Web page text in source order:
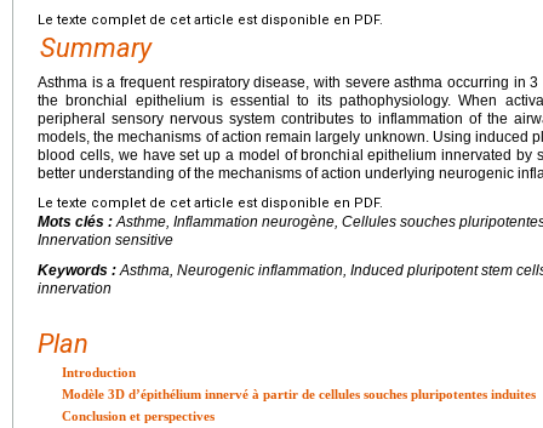
Le texte complet de cet article est disponible en PDF.
Summary
Asthma is a frequent respiratory disease, with severe asthma occurring in
the bronchial epithelium is essential to its pathophysiology. When
peripheral sensory nervous system contributes to inflammation of the
models, the mechanisms of action remain largely unknown. Using induced
blood cells, we have set up a model of bronchial epithelium innervated by
better understanding of the mechanisms of action underlying neurogenic
Le texte complet de cet article est disponible en PDF.
Mots clés : Asthme, Inflammation neurogène, Cellules souches
Innervation sensitive
Keywords : Asthma, Neurogenic inflammation, Induced pluripotent stem
innervation
Plan
Introduction
Modèle 3D d’épithélium innervé à partir de cellules souches pluripotentes induites
Conclusion et perspectives